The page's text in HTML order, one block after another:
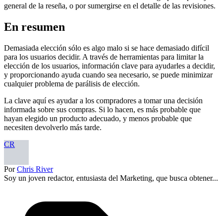
general de la reseña, o por sumergirse en el detalle de las revisiones.
En resumen
Demasiada elección sólo es algo malo si se hace demasiado difícil
para los usuarios decidir. A través de herramientas para limitar la
elección de los usuarios, información clave para ayudarles a decidir,
y proporcionando ayuda cuando sea necesario, se puede minimizar
cualquier problema de parálisis de elección.
La clave aquí es ayudar a los compradores a tomar una decisión
informada sobre sus compras. Si lo hacen, es más probable que
hayan elegido un producto adecuado, y menos probable que
necesiten devolverlo más tarde.
CR
PorChris River
Soy un joven redactor, entusiasta del Marketing, que busca obtener...